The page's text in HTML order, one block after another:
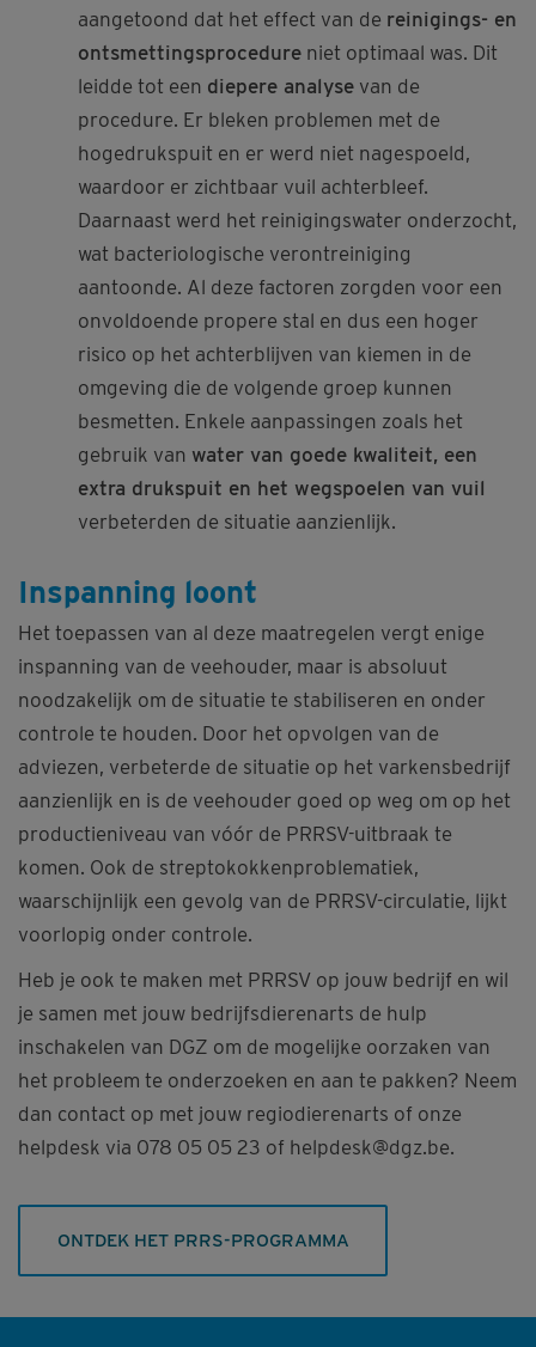
aangetoond dat het effect van de reinigings- en
ontsmettingsprocedure niet optimaal was. Dit
leidde tot een diepere analyse van de
procedure. Er bleken problemen met de
hogedrukspuit en er werd niet nagespoeld,
waardoor er zichtbaar vuil achterbleef.
Daarnaast werd het reinigingswater onderzocht,
wat bacteriologische verontreiniging
aantoonde. Al deze factoren zorgden voor een
onvoldoende propere stal en dus een hoger
risico op het achterblijven van kiemen in de
omgeving die de volgende groep kunnen
besmetten. Enkele aanpassingen zoals het
gebruik van water van goede kwaliteit, een
extra drukspuit en het wegspoelen van vuil
verbeterden de situatie aanzienlijk.
Inspanning loont
Het toepassen van al deze maatregelen vergt enige
inspanning van de veehouder, maar is absoluut
noodzakelijk om de situatie te stabiliseren en onder
controle te houden. Door het opvolgen van de
adviezen, verbeterde de situatie op het varkensbedrijf
aanzienlijk en is de veehouder goed op weg om op het
productieniveau van vóór de PRRSV-uitbraak te
komen. Ook de streptokokkenproblematiek,
waarschijnlijk een gevolg van de PRRSV-circulatie, lijkt
voorlopig onder controle.
Heb je ook te maken met PRRSV op jouw bedrijf en wil
je samen met jouw bedrijfsdierenarts de hulp
inschakelen van DGZ om de mogelijke oorzaken van
het probleem te onderzoeken en aan te pakken? Neem
dan contact op met jouw regiodierenarts of onze
helpdesk via 078 05 05 23 of helpdesk@dgz.be.
ONTDEK HET PRRS-PROGRAMMA